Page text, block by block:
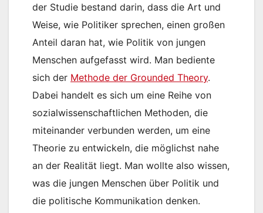
der Studie bestand darin, dass die Art und
Weise, wie Politiker sprechen, einen großen
Anteil daran hat, wie Politik von jungen
Menschen aufgefasst wird. Man bediente
sich der Methode der Grounded Theory.
Dabei handelt es sich um eine Reihe von
sozialwissenschaftlichen Methoden, die
miteinander verbunden werden, um eine
Theorie zu entwickeln, die möglichst nahe
an der Realität liegt. Man wollte also wissen,
was die jungen Menschen über Politik und
die politische Kommunikation denken.